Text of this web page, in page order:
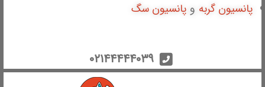
پانسیون گربه و پانسیون سگ
۰۲۱۴۴۴۴۴۰۳۹